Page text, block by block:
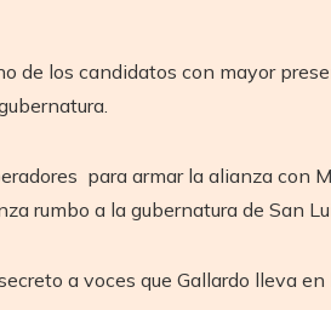
de los candidatos con mayor
para armar la alianza con
rumbo a la gubernatura de San
a voces que Gallardo lleva